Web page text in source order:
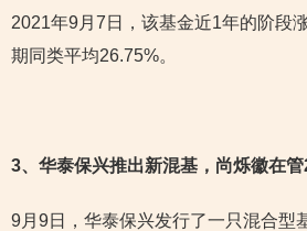
2021年9月7日，该基金近1年的阶段
期同类平均26.75%。
3、华泰保兴推出新混基，尚烁徽在
9月9日，华泰保兴发行了一只混合型